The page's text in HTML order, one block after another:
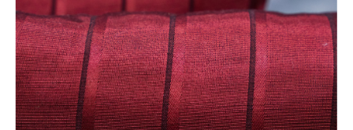
FÜRDŐSZOBA SZŐNYEG
AJÁNDÉK ÖTLETEK
VINYL FALBURKOLAT